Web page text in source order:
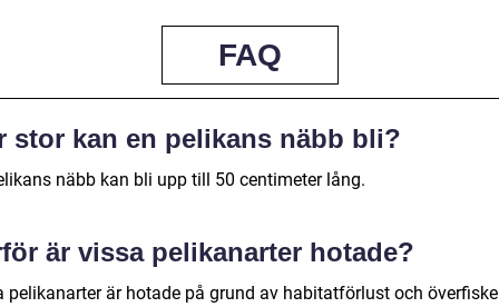
FAQ
stor kan en pelikans näbb bli?
näbb kan bli upp till 50 centimeter lång.
är vissa pelikanarter hotade?
pelikanarter är hotade på grund av habitatförlust och